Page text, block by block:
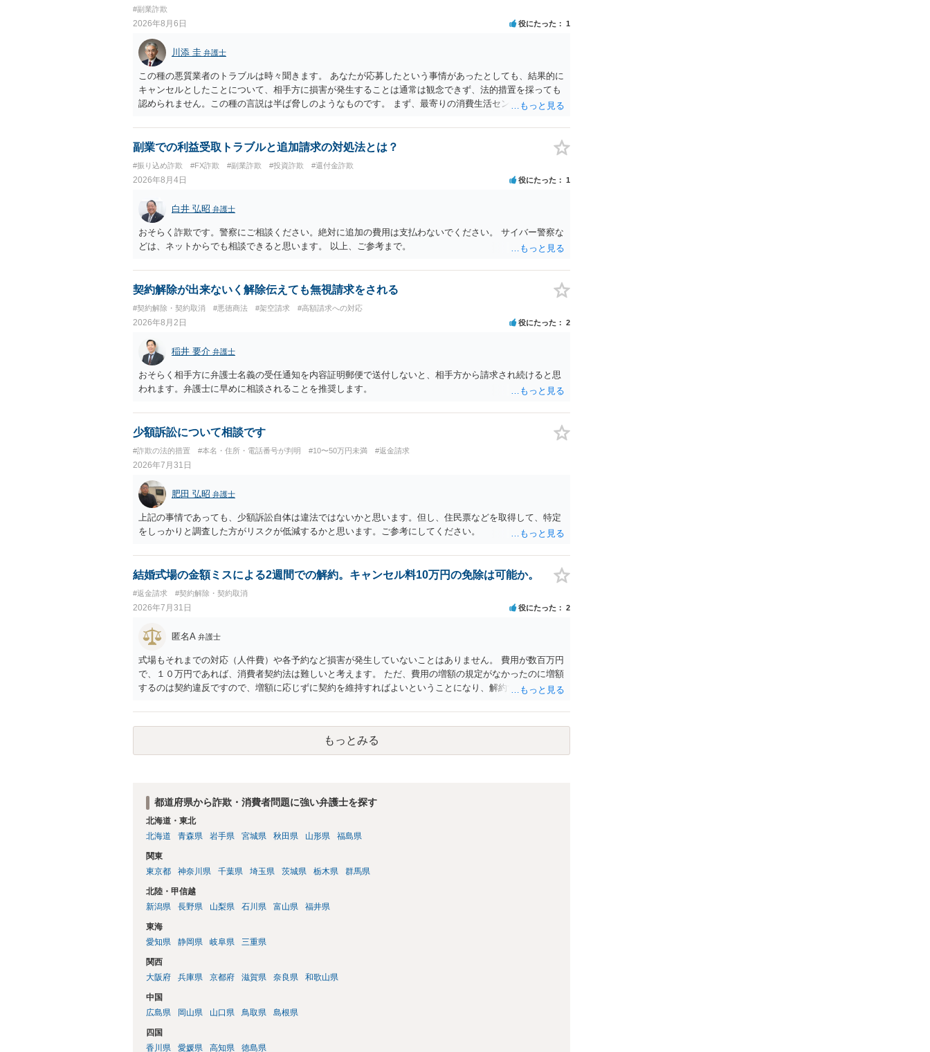
#副業詐欺
2026年8月6日 役にたった 1
川添 圭 弁護士
この種の悪質業者のトラブルは時々聞きます。 あなたが応募したという事情があったとしても、結果的に
キャンセルとしたことについて、相手方に損害が発生することは通常は観念できず、法的措置を採っても
認められません。この種の言説は半ば脅しのようなものです。 まず、最寄りの消費生活センターへ相談
ば、弁護士へ依頼して警告してもらうことも必要になるかもしれません。
副業での利益受取トラブルと追加請求の対処法とは？
#振り込め詐欺 #FX詐欺 #副業詐欺 #投資詐欺 #還付金詐欺
2026年8月4日 役にたった 1
白井 弘昭 弁護士
おそらく詐欺です。警察にご相談ください。絶対に追加の費用は支払わないでください。 サイバー警察な
どは、ネットからでも相談できると思います。 以上、ご参考まで。
契約解除が出来ないく解除伝えても無視請求をされる
#契約解除・契約取消 #悪徳商法 #架空請求 #高額請求への対応
2026年8月2日 役にたった 2
稲井 要介 弁護士
おそらく相手方に弁護士名義の受任通知を内容証明郵便で送付しないと、相手方から請求され続けると思
われます。弁護士に早めに相談されることを推奨します。
少額訴訟について相談です
#詐欺の法的措置 #本名・住所・電話番号が判明 #10〜50万円未満 #返金請求
2026年7月31日
肥田 弘昭 弁護士
上記の事情であっても、少額訴訟自体は違法ではないかと思います。但し、住民票などを取得して、特定
をしっかりと調査した方がリスクが低減するかと思います。ご参考にしてください。
結婚式場の金額ミスによる2週間での解約。キャンセル料10万円の免除は可能か。
#返金請求 #契約解除・契約取消
2026年7月31日 役にたった 2
匿名A 弁護士
式場もそれまでの対応（人件費）や各予約など損害が発生していないことはありません。 費用が数百万円
で、１０万円であれば、消費者契約法は難しいと考えます。 ただ、費用の増額の規定がなかったのに増額
するのは契約違反ですので、増額に応じずに契約を維持すればよいということになり、解約するのは理由
もっとみる
都道府県から詐欺・消費者問題に強い弁護士を探す
北海道・東北
北海道
青森県 岩手県 宮城県 秋田県 山形県 福島県
関東
東京都
神奈川県 千葉県 埼玉県 茨城県 栃木県 群馬県
北陸・甲信越
新潟県
長野県 山梨県 石川県 富山県 福井県
東海
愛知県
静岡県 岐阜県 三重県
関西
大阪府
兵庫県 京都府 滋賀県 奈良県 和歌山県
中国
広島県
岡山県 山口県 鳥取県 島根県
四国
香川県
愛媛県 高知県 徳島県